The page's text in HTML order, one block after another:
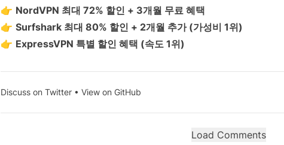
👉 NordVPN 최대 72% 할인 + 3개월 무료 혜택
👉 Surfshark 최대 80% 할인 + 2개월 추가 (가성비 1위)
👉 ExpressVPN 특별 할인 혜택 (속도 1위)
Discuss on Twitter • View on GitHub
Load Comments